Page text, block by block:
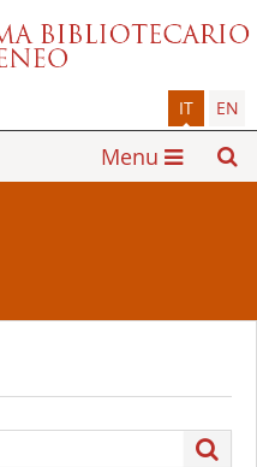
IT EN
Menu